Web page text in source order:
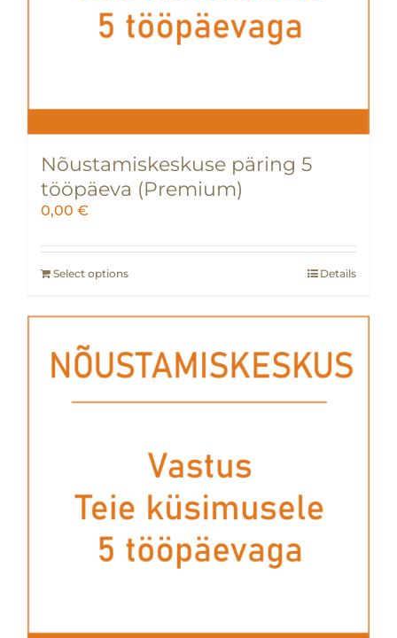
Nõustamiskeskuse päring 5
tööpäeva (Premium)
0,00 €
Select options Details